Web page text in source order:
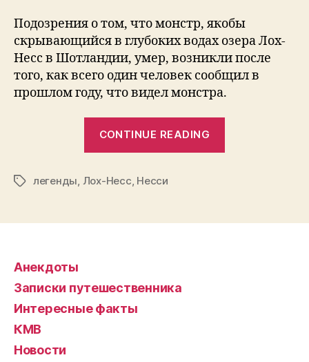
Подозрения о том, что монстр, якобы
скрывающийся в глубоких водах озера Лох-
Несс в Шотландии, умер, возникли после
того, как всего один человек сообщил в
прошлом году, что видел монстра.
CONTINUE READING
Tagsлегенды Лох-Несс Несси
Анекдоты
Записки путешественника
Интересные факты
КМВ
Новости